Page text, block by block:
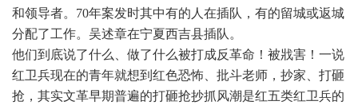
和领导者。70年案发时其中有的人在插队，有的留城或返城
分配了工作。吴述章在宁夏西吉县插队。
他们到底说了什么、做了什么被打成反革命！被戕害！一说
红卫兵现在的青年就想到红色恐怖、批斗老师，抄家、打砸
抢，其实文革早期普遍的打砸抢抄抓风潮是红五类红卫兵的